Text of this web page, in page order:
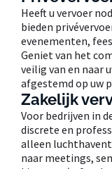
Heeft u vervoer
bieden
evenementen,
Geniet van het
veilig van en naar
afgestemd op uw
Zakelijk
Voor bedrijven in
discrete en
alleen
naar meetings,